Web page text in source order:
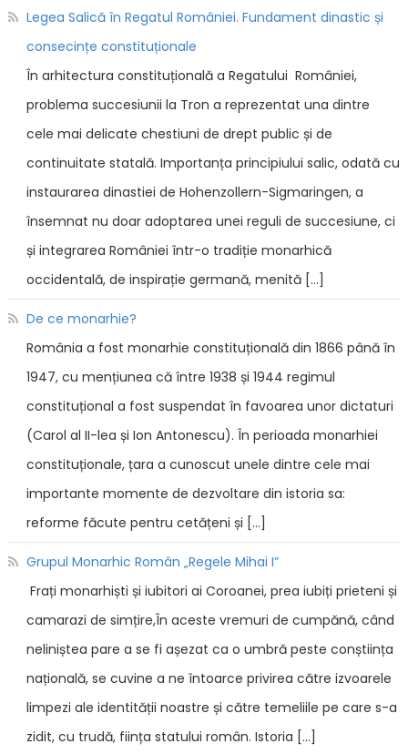
Legea Salică în Regatul României. Fundament dinastic și
consecințe constituționale
În arhitectura constituțională a Regatului României,
problema succesiunii la Tron a reprezentat una dintre
cele mai delicate chestiuni de drept public și de
continuitate statală. Importanța principiului salic, odată cu
instaurarea dinastiei de Hohenzollern-Sigmaringen, a
însemnat nu doar adoptarea unei reguli de succesiune, ci
și integrarea României într-o tradiție monarhică
occidentală, de inspirație germană, menită […]
De ce monarhie?
România a fost monarhie constituțională din 1866 până în
1947, cu mențiunea că între 1938 și 1944 regimul
constituțional a fost suspendat în favoarea unor dictaturi
(Carol al II-lea și Ion Antonescu). În perioada monarhiei
constituționale, țara a cunoscut unele dintre cele mai
importante momente de dezvoltare din istoria sa:
reforme făcute pentru cetățeni și […]
Grupul Monarhic Român „Regele Mihai I”
Frați monarhiști și iubitori ai Coroanei, prea iubiți prieteni și
camarazi de simțire,În aceste vremuri de cumpănă, când
neliniștea pare a se fi așezat ca o umbră peste conștiința
națională, se cuvine a ne întoarce privirea către izvoarele
limpezi ale identității noastre și către temeliile pe care s-a
zidit, cu trudă, ființa statului român. Istoria […]